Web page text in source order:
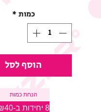
כמות *
הוסף לסל
הנחת כמות
8 יחידות ב-₪40